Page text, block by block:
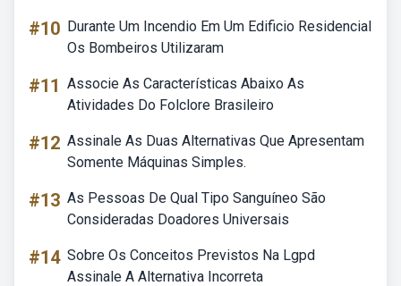
#10 Durante Um Incendio Em Um Edificio Residencial
Os Bombeiros Utilizaram
#11 Associe As Características Abaixo As
Atividades Do Folclore Brasileiro
#12 Assinale As Duas Alternativas Que Apresentam
Somente Máquinas Simples.
#13 As Pessoas De Qual Tipo Sanguíneo São
Consideradas Doadores Universais
#14 Sobre Os Conceitos Previstos Na Lgpd
Assinale A Alternativa Incorreta